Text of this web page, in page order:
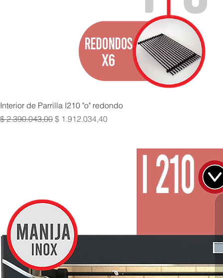
Interior de Parrilla I210 "o" redondo
Precio
$ 2.390.043,00 Precio de oferta
$ 1.912.034,40